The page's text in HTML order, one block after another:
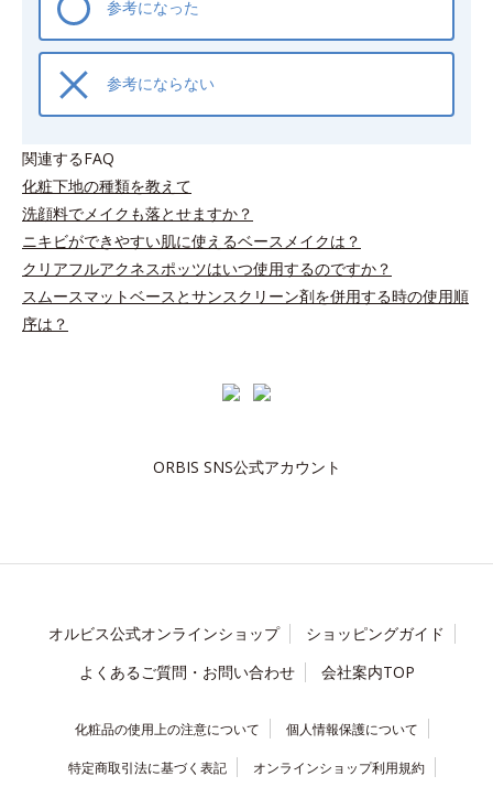
参考になった
参考にならない
関連するFAQ
化粧下地の種類を教えて
洗顔料でメイクも落とせますか？
ニキビができやすい肌に使えるベースメイクは？
クリアフルアクネスポッツはいつ使用するのですか？
スムースマットベースとサンスクリーン剤を併用する時の使用順
序は？
ORBIS SNS公式アカウント
オルビス公式オンラインショップ
ショッピングガイド
よくあるご質問・お問い合わせ
会社案内TOP
化粧品の使用上の注意について 個人情報保護について
特定商取引法に基づく表記 オンラインショップ利用規約